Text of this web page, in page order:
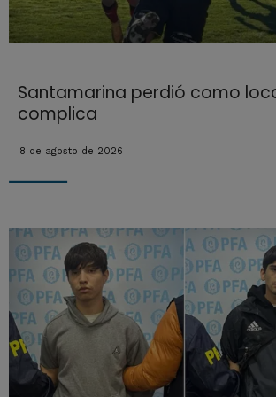
Santamarina perdió como
complica
8 de agosto de 2026